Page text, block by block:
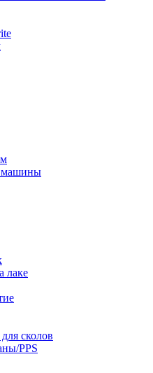
машины
лаке
сколов
PPS